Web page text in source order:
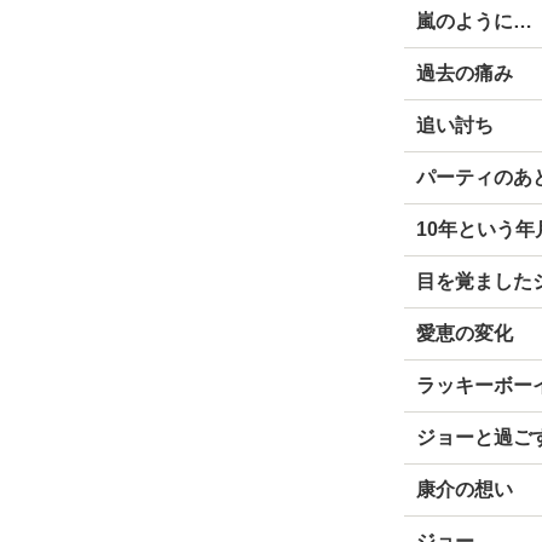
嵐のように…
過去の痛み
追い討ち
パーティのあ
10年という年
目を覚ました
愛恵の変化
ラッキーボー
ジョーと過ご
康介の想い